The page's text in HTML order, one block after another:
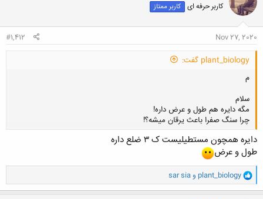
ه
ا
کاربر حرفه ای کاربر ممتاز
Nov 27, 2020
#1,412
plant_biology گفت:
م
سلام
مگه دايره هم طول و عرض داره!
چرا سنگ صفرا باعث يرقان ميشه؟!
دایره همچون مستطیلیست ک ۳ ضلع داره
طول و عرض
و
ا
ک
plant_biology وsar sia